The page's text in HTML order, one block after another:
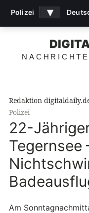
Redaktion
Polizei
22-
Tegernsee
Am
Polizei ▾